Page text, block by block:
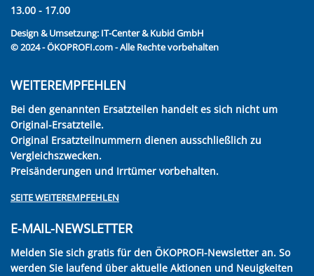
13.00 - 17.00
Design & Umsetzung: IT-Center & Kubid GmbH
© 2024 - ÖKOPROFI.com - Alle Rechte vorbehalten
WEITEREMPFEHLEN
Bei den genannten Ersatzteilen handelt es sich nicht um
Original-Ersatzteile.
Original Ersatzteilnummern dienen ausschließlich zu
Vergleichszwecken.
Preisänderungen und Irrtümer vorbehalten.
SEITE WEITEREMPFEHLEN
E-MAIL-NEWSLETTER
Melden Sie sich gratis für den ÖKOPROFI-Newsletter an. So
werden Sie laufend über aktuelle Aktionen und Neuigkeiten